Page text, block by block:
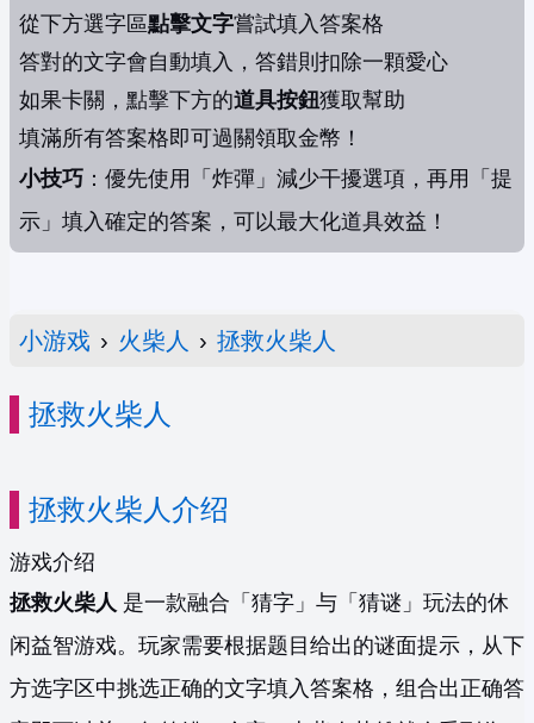
從下方選字區點擊文字嘗試填入答案格
答對的文字會自動填入，答錯則扣除一顆愛心
如果卡關，點擊下方的道具按鈕獲取幫助
填滿所有答案格即可過關領取金幣！
小技巧 ：優先使用「炸彈」減少干擾選項，再用「提
示」填入確定的答案，可以最大化道具效益！
小游戏 › 火柴人 › 拯救火柴人
拯救火柴人
拯救火柴人介绍
游戏介绍
拯救火柴人 是一款融合「猜字」与「猜谜」玩法的休
闲益智游戏。玩家需要根据题目给出的谜面提示，从下
方选字区中挑选正确的文字填入答案格，组合出正确答